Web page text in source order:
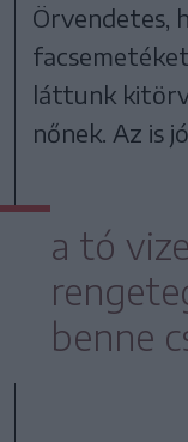
Örvendetes,
láttunk
nőnek. Az is
a tó
benne